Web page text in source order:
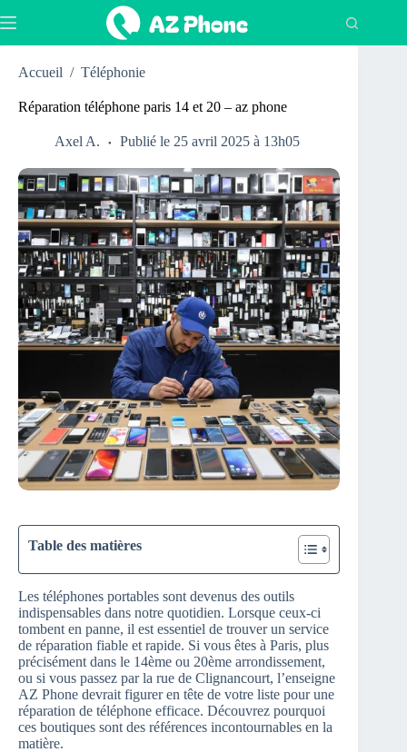
au
Accueil / Téléphonie
Réparation téléphone paris 14 et 20 – az phone
Axel A. Publié le 25 avril 2025 à 13h05
Table des matières
Les téléphones portables sont devenus des outils
indispensables dans notre quotidien. Lorsque ceux-ci
tombent en panne, il est essentiel de trouver un service
de réparation fiable et rapide. Si vous êtes à Paris, plus
précisément dans le 14ème ou 20ème arrondissement,
ou si vous passez par la rue de Clignancourt, l’enseigne
AZ Phone devrait figurer en tête de votre liste pour une
réparation de téléphone efficace. Découvrez pourquoi
ces boutiques sont des références incontournables en la
matière.